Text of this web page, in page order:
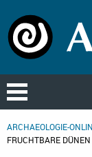
ARCHAEOLOGIE-
FRUCHTBARE